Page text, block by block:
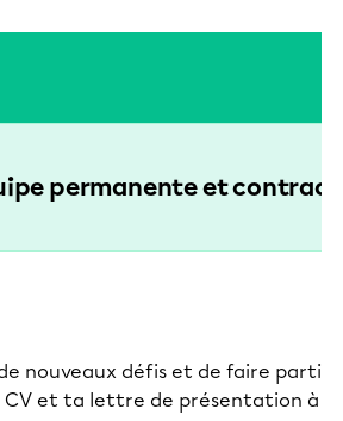
permanente et
nouveaux défis et de faire partie
CV et ta lettre de présentation à